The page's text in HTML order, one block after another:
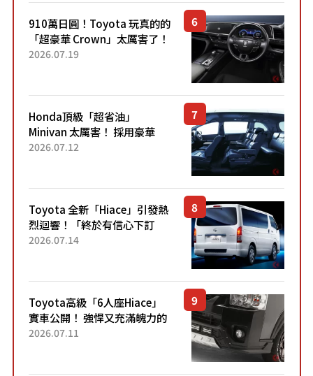
910萬日圓！Toyota 玩真的的
「超豪華 Crown」太厲害了！
採用由「匠人技藝」打造的
2026.07.19
Honda頂級「超省油」
Minivan 太厲害！ 採用豪華
「真皮座椅」與專屬「黑色內
「三...
2026.07.12
Toyota 全新「Hiace」引發熱
烈迴響！「終於有信心下訂
了！」「哪個等級交車最
車？...
2026.07.14
Toyota高級「6人座Hiace」
實車公開！ 強悍又充滿魄力的
「全黑設計」搭配特別「豪華
2026.07.11